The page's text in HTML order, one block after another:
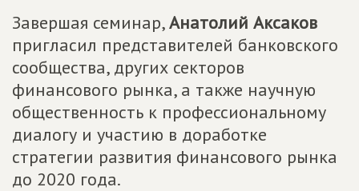
Завершая семинар,Анатолий Аксаков
пригласил представителей банковского
сообщества, других секторов
финансового рынка, а также научную
общественность к профессиональному
диалогу и участию в доработке
стратегии развития финансового рынка
до 2020 года.